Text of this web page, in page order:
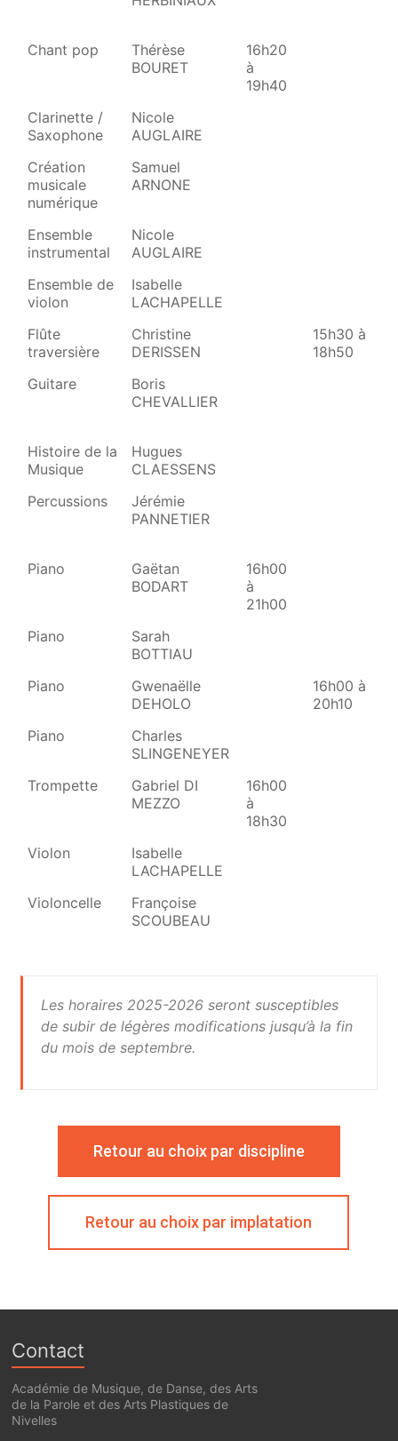
Chant pop
Thérèse
BOURET
16h20
à
19h40
Clarinette /
Saxophone
Nicole
AUGLAIRE
Création
musicale
numérique
Samuel
ARNONE
Ensemble
instrumental
Nicole
AUGLAIRE
Ensemble de
violon
Isabelle
LACHAPELLE
Flûte
traversière
Christine
DERISSEN
15h30 à
18h50
Guitare
Boris
CHEVALLIER
Histoire de la
Musique
Hugues
CLAESSENS
Percussions
Jérémie
PANNETIER
Piano
Gaëtan
BODART
16h00
à
21h00
Piano
Sarah
BOTTIAU
Piano
Gwenaëlle
DEHOLO
16h00 à
20h10
Piano
Charles
SLINGENEYER
Trompette
Gabriel DI
MEZZO
16h00
à
18h30
Violon
Isabelle
LACHAPELLE
Violoncelle
Françoise
SCOUBEAU
Les horaires 2025-2026 seront susceptibles
de subir de légères modifications jusqu’à la fin
du mois de septembre.
Retour au choix par discipline
Retour au choix par implatation
Contact
Académie de Musique, de Danse, des Arts
de la Parole et des Arts Plastiques de
Nivelles